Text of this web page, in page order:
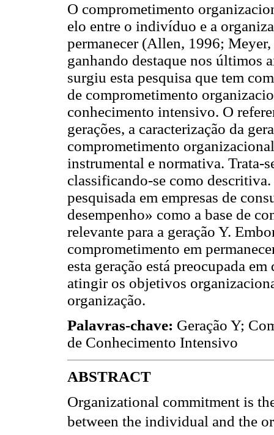
O comprometimento
elo entre o indivíduo e a
permanecer (Allen, 1996;
ganhando destaque nos últimos
surgiu esta pesquisa que tem
de comprometimento
conhecimento intensivo. O
gerações, a caracterização da
comprometimento
instrumental e normativa. Trata-
classificando-se como
pesquisada em empresas de
desempenho» como a base de
relevante para a geração Y.
comprometimento em
esta geração está preocupada
atingir os objetivos
organização.
Palavras-chave: Geração Y;
de Conhecimento Intensivo
ABSTRACT
Organizational commitment is
between the individual and the